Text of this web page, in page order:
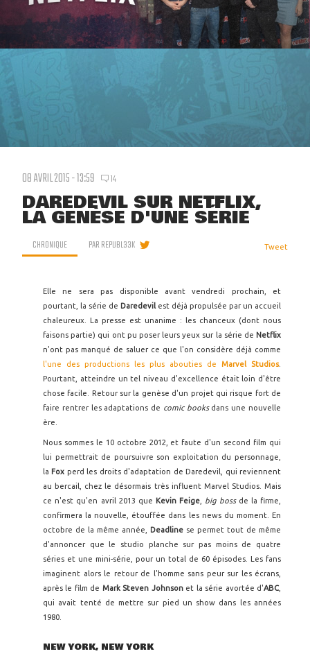
08 AVRIL 2015 - 13:59 14
DAREDEVIL SUR NETFLIX,
LA GENÈSE D'UNE SÉRIE
CHRONIQUE PARREPUBL33K Tweet
Elle ne sera pas disponible avant vendredi prochain, et
pourtant, la série de Daredevil est déjà propulsée par un accueil
chaleureux. La presse est unanime : les chanceux (dont nous
faisons partie) qui ont pu poser leurs yeux sur la série de Netflix
n'ont pas manqué de saluer ce que l'on considère déjà comme
l'une des productions les plus abouties de Marvel Studios.
Pourtant, atteindre un tel niveau d'excellence était loin d'être
chose facile. Retour sur la genèse d'un projet qui risque fort de
faire rentrer les adaptations de comic booksdans une nouvelle
ère.
Nous sommes le 10 octobre 2012, et faute d'un second film qui
lui permettrait de poursuivre son exploitation du personnage,
la Fox perd les droits d'adaptation de Daredevil, qui reviennent
au bercail, chez le désormais très influent Marvel Studios. Mais
ce n'est qu'en avril 2013 que Kevin Feige big bossde la firme,
confirmera la nouvelle, étouffée dans les news du moment. En
octobre de la même année, Deadline se permet tout de même
d'annoncer que le studio planche sur pas moins de quatre
séries et une mini-série, pour un total de 60 épisodes. Les fans
imaginent alors le retour de l'homme sans peur sur les écrans,
après le film de Mark Steven Johnsonet la série avortée d'ABC
qui avait tenté de mettre sur pied un show dans les années
1980.
NEW YORK, NEW YORK